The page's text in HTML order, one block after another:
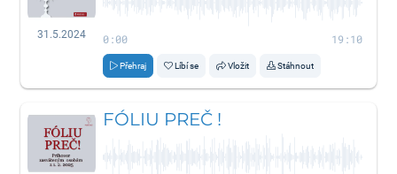
31.5.2024 0:00 19:10
Přehraj Líbí se Vložit Stáhnout
FÓLIU PREČ !